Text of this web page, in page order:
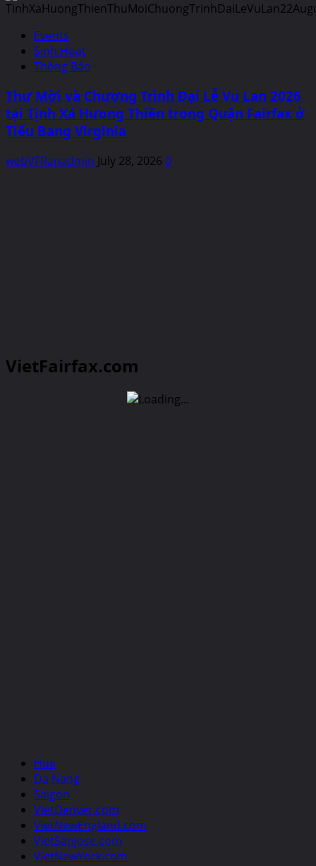
Events
Sinh Hoạt
Thông Báo
Thư Mời và Chương Trình Đại Lễ Vu Lan 2026
tại Tịnh Xá Hưong Thiền trong Quận Fairfax ở
Tiểu Bang Virginia
webVFRanadmin July 28, 2026 0
VietFairfax.com
Hue
Da Nang
Saigon
VietDenver.com
VietNewEngland.com
VietSanJose.com
VietNewYork.com